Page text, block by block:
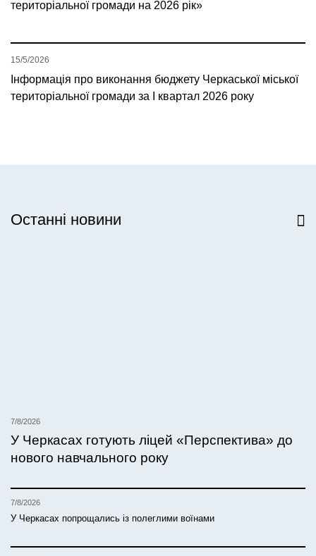
територіальної громади на 2026 рік»
Інформація про виконання бюджету Черкаської міської
територіальної громади за І квартал 2026 року
15/5/2026
Останні новини
7/8/2026
У Черкасах готують ліцей «Перспектива» до
нового навчального року
7/8/2026
У Черкасах попрощались із полеглими воїнами